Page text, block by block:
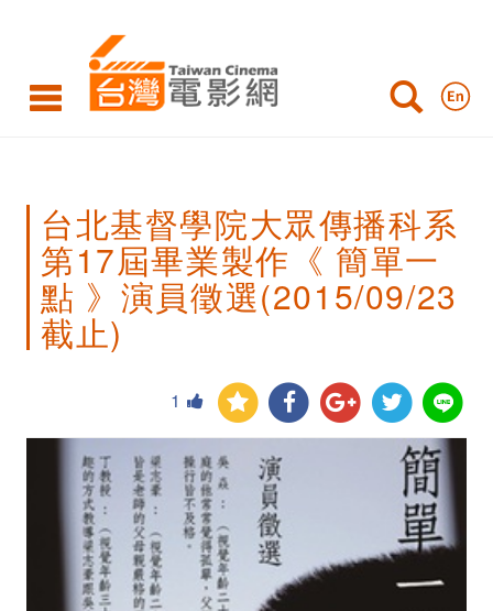
基
學
傳
科
台北基督學院大眾傳播科系
第17屆畢業製作《 簡單一
點 》演員徵選(2015/09/23
截止)
1